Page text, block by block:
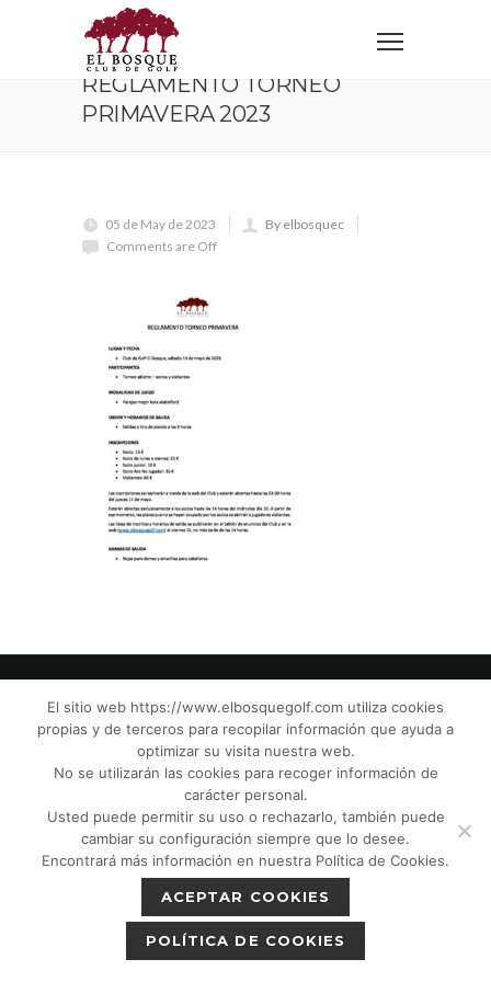
Home REGLAMENTO TORNEO PRIMAVERA 2023
REGLAMENTO TORNEO
PRIMAVERA 2023
05 de May de 2023
By elbosquec
Comments are Off
© El Bosque Club de Golf |Aviso Legal|
Política de Privacidad| Política de Cookies
Política de devoluciones|
Protección de Menores CPM”|
El sitio web https://www.elbosquegolf.com utiliza cookies
propias y de terceros para recopilar información que ayuda a
optimizar su visita nuestra web.
No se utilizarán las cookies para recoger información de
carácter personal.
Usted puede permitir su uso o rechazarlo, también puede
cambiar su configuración siempre que lo desee.
Encontrará más información en nuestra Política de Cookies.
ACEPTAR COOKIES
POLÍTICA DE COOKIES